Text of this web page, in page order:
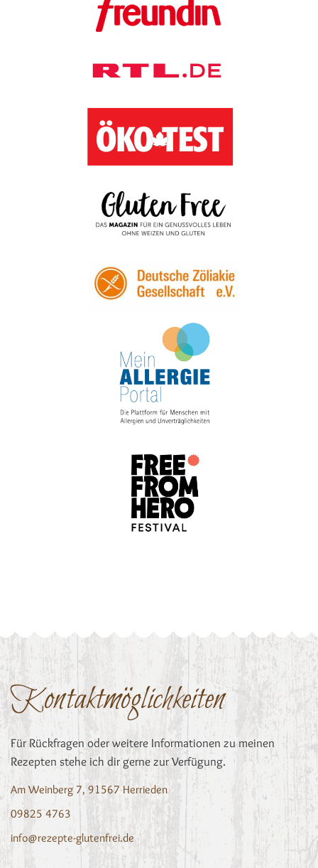
Kontaktmöglichkeiten
Für Rückfragen oder weitere Informationen zu meinen
Rezepten stehe ich dir gerne zur Verfügung.
Am Weinberg 7, 91567 Herrieden
09825 4763
info@rezepte-glutenfrei.de